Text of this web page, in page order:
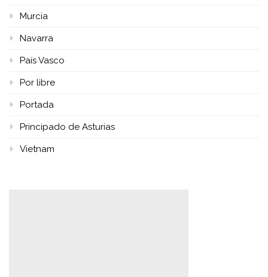
Murcia
Navarra
País Vasco
Por libre
Portada
Principado de Asturias
Vietnam